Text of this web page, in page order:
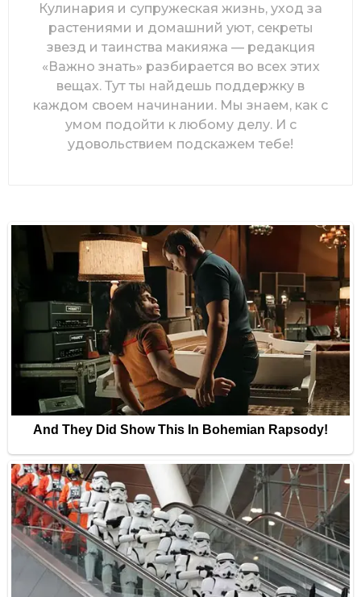
Кулинария и супружеская жизнь, уход за
растениями и домашний уют, секреты
звезд и таинства макияжа — редакция
«Важно знать» разбирается во всех этих
вещах. Тут ты найдешь поддержку в
каждом своем начинании. Мы знаем, как с
умом подойти к любому делу. И с
удовольствием подскажем тебе!